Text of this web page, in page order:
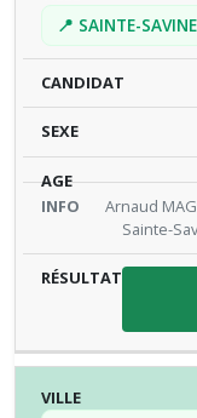
📍 SAINTE-
Arnaud
Sainte-